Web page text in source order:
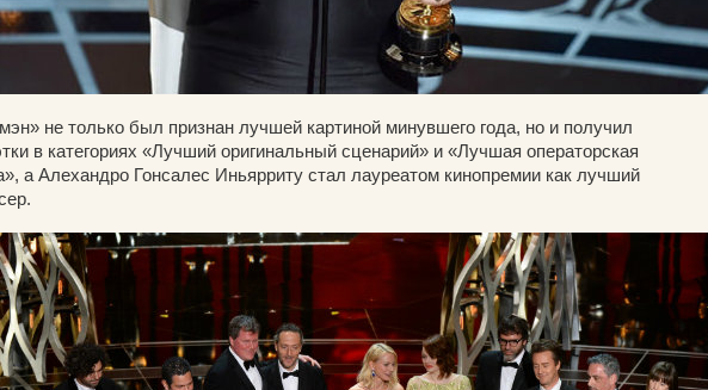
не только был признан лучшей картиной минувшего года, но и получил
в категориях «Лучший оригинальный сценарий» и «Лучшая операторская
а Алехандро Гонсалес Иньярриту стал лауреатом кинопремии как лучший